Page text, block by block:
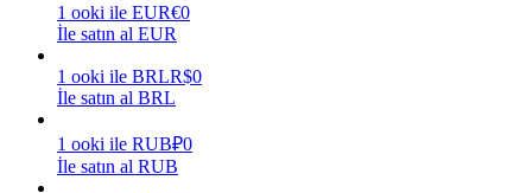
1 ooki ile EUR€0
İle satın al EUR
1 ooki ile BRLR$0
İle satın al BRL
1 ooki ile RUB₽0
İle satın al RUB